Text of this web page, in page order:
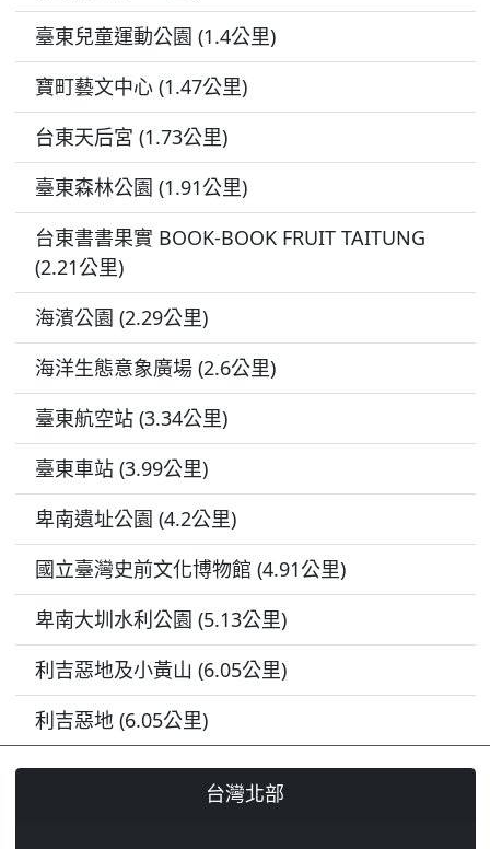
臺東兒童運動公園 (1.4公里)
寶町藝文中心 (1.47公里)
台東天后宮 (1.73公里)
臺東森林公園 (1.91公里)
台東書書果實 BOOK-BOOK FRUIT TAITUNG
(2.21公里)
海濱公園 (2.29公里)
海洋生態意象廣場 (2.6公里)
臺東航空站 (3.34公里)
臺東車站 (3.99公里)
卑南遺址公園 (4.2公里)
國立臺灣史前文化博物館 (4.91公里)
卑南大圳水利公園 (5.13公里)
利吉惡地及小黃山 (6.05公里)
利吉惡地 (6.05公里)
台灣北部